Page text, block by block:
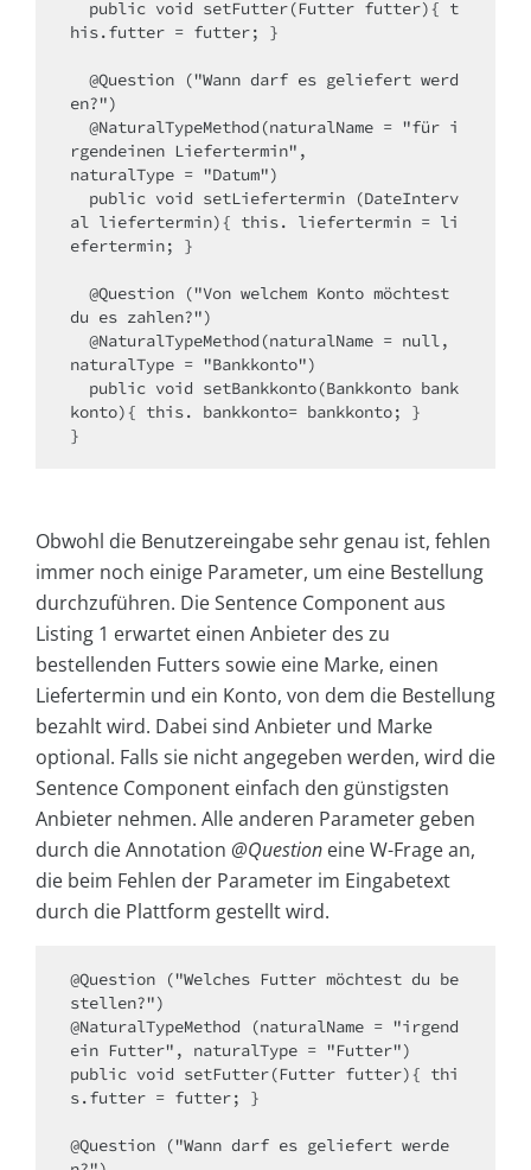
his.futter = futter; }
en?")
rgendeinen Liefertermin",
naturalType = "Datum")
al liefertermin){ this. liefertermin = li
efertermin; }
du es zahlen?")
naturalType = "Bankkonto")
konto){ this. bankkonto= bankkonto; }
}
Obwohl die Benutzereingabe sehr genau ist, fehlen
immer noch einige Parameter, um eine Bestellung
durchzuführen. Die Sentence Component aus
Listing 1 erwartet einen Anbieter des zu
bestellenden Futters sowie eine Marke, einen
Liefertermin und ein Konto, von dem die Bestellung
bezahlt wird. Dabei sind Anbieter und Marke
optional. Falls sie nicht angegeben werden, wird die
Sentence Component einfach den günstigsten
Anbieter nehmen. Alle anderen Parameter geben
durch die Annotation @Question eine W-Frage an,
die beim Fehlen der Parameter im Eingabetext
durch die Plattform gestellt wird.
@Question ("Welches Futter möchtest du be
stellen?")
@NaturalTypeMethod (naturalName = "irgend
ein Futter", naturalType = "Futter")
public void setFutter(Futter futter){ thi
s.futter = futter; }
@Question ("Wann darf es geliefert werde